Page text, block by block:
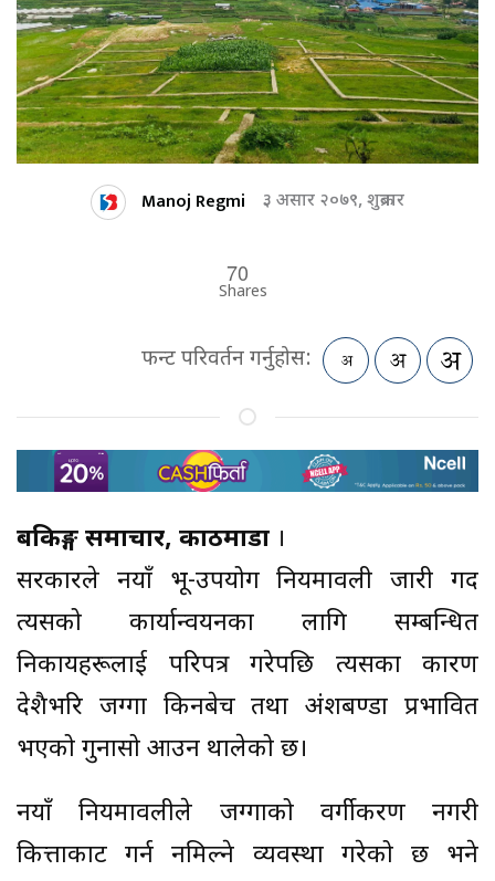
Manoj Regmi ३ असार २०७९, शुक्रबार
70
Shares
फन्ट परिवर्तन गर्नुहोस:
बैंकिङ्ग समाचार, काठमाडौं ।
सरकारले नयाँ भू-उपयोग नियमावली जारी गर्दै
त्यसको कार्यान्वयनका लागि सम्बन्धित
निकायहरूलाई परिपत्र गरेपछि त्यसका कारण
देशैभरि जग्गा किनबेच तथा अंशबण्डा प्रभावित
भएको गुनासो आउन थालेको छ।
नयाँ नियमावलीले जग्गाको वर्गीकरण नगरी
कित्ताकाट गर्न नमिल्ने व्यवस्था गरेको छ भने